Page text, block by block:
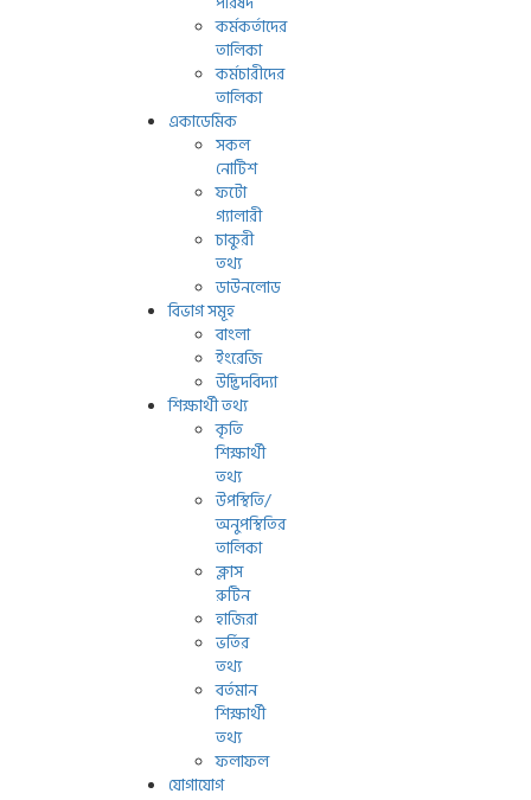
কর্মকর্তাদের
তালিকা
কর্মচারীদের
তালিকা
একাডেমিক
সকল
নোটিশ
ফটো
গ্যালারী
চাকুরী
তথ্য
ডাউনলোড
বিভাগ সমূহ
বাংলা
ইংরেজি
উদ্ভিদবিদ্যা
শিক্ষার্থী তথ্য
কৃতি
শিক্ষার্থী
তথ্য
উপস্থিতি/
অনুপস্থিতির
তালিকা
ক্লাস
রুটিন
হাজিরা
ভর্তির
তথ্য
বর্তমান
শিক্ষার্থী
তথ্য
ফলাফল
যোগাযোগ